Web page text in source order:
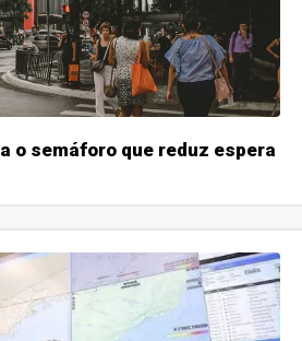
o semáforo que reduz espera